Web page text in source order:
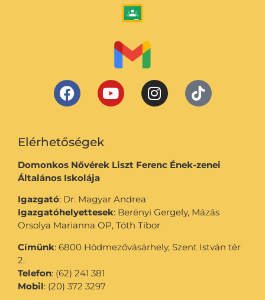
Elérhetőségek
Domonkos Nővérek Liszt Ferenc Ének-zenei
Általános Iskolája
Igazgató: Dr. Magyar Andrea
Igazgatóhelyettesek: Berényi Gergely, Mázás
Orsolya Marianna OP, Tóth Tibor
Címünk: 6800 Hódmezővásárhely, Szent István tér
2.
Telefon: (62) 241 381
Mobil: (20) 372 3297